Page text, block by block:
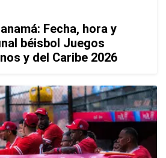
Fecha, hora y
béisbol Juegos
y del Caribe 2026